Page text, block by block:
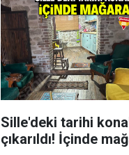
Sille'deki tarihi
çıkarıldı! İçinde